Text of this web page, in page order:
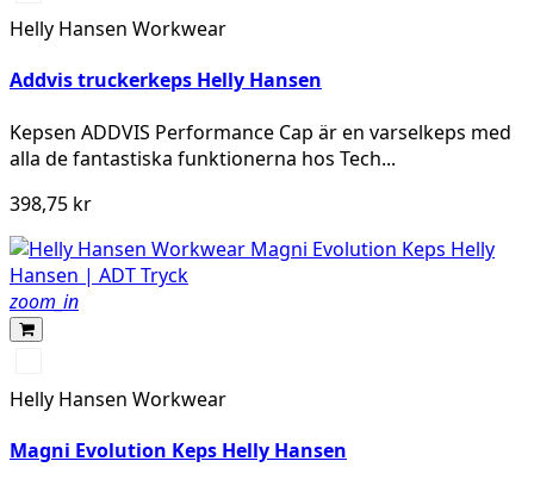
DARK
ORANGE
Helly Hansen Workwear
Addvis truckerkeps Helly Hansen
Kepsen ADDVIS Performance Cap är en varselkeps med
alla de fantastiska funktionerna hos Tech...
398,75 kr
zoom_in
BLACK
Helly Hansen Workwear
Magni Evolution Keps Helly Hansen